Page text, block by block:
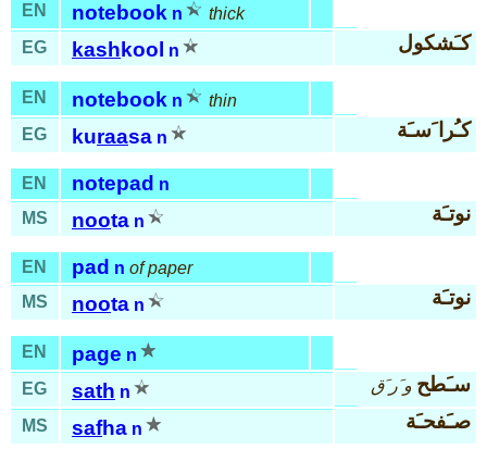
EN notebook n
thick
EG
kash kool n كـَشكول
EN notebook n
thin
EG
kuraasa n كـُرا َسـَة
EN notepad n
MS
noota n نوتـَة
EN pad n of paper
MS
noota n نوتـَة
EN page n
EG
sath n سـَطح و َر َق
MS safha n صـَفحـَة